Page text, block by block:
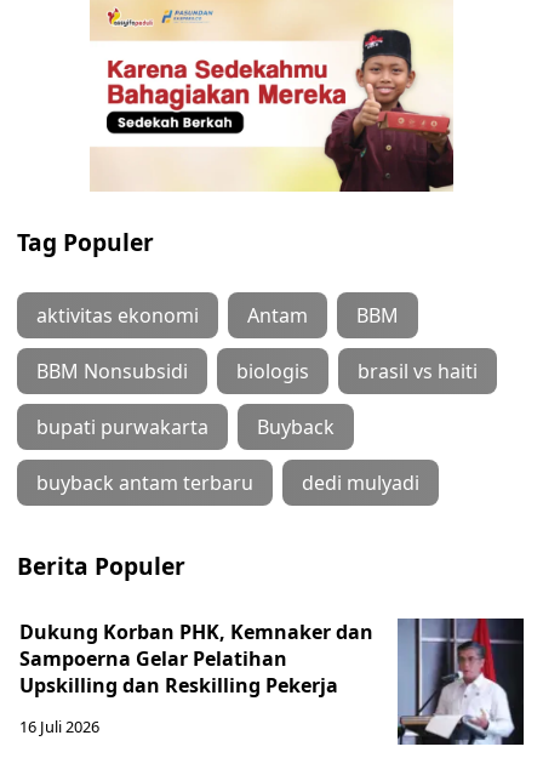
Tag Populer
aktivitas ekonomi Antam BBM
BBM Nonsubsidi biologis brasil vs haiti
bupati purwakarta Buyback
buyback antam terbaru dedi mulyadi
Berita Populer
Dukung Korban PHK, Kemnaker dan
Sampoerna Gelar Pelatihan
Upskilling dan Reskilling Pekerja
16 Juli 2026